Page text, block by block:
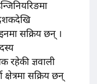
सक्रिय छन् ।
रहेकी ज्ञवाली
सक्रिय छन्